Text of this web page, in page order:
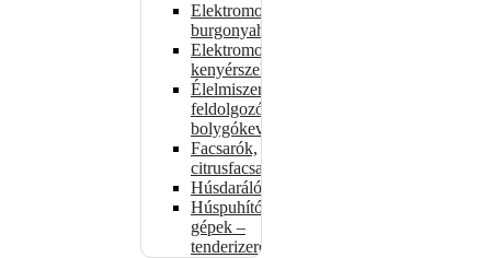
Elektromos
burgonyahámozók
Elektromos
kenyérszeletelők
Élelmiszer-
feldolgozók –
bolygókeverők
Facsarók,
citrusfacsarók
Húsdarálók
Húspuhító
gépek –
tenderizerek